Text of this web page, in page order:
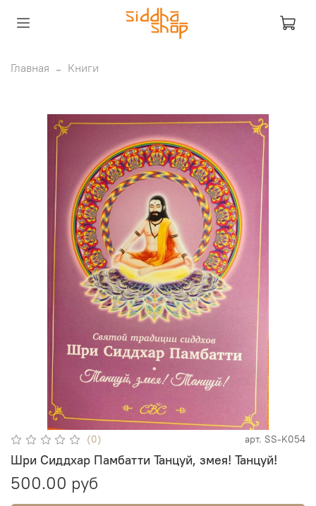
Главная Книги
(0) арт. SS-K054
Шри Сиддхар Памбатти Танцуй, змея! Танцуй!
500.00 руб